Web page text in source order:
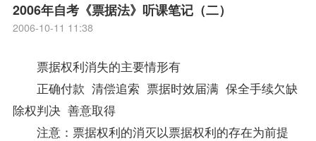
2006年自考《票据法》听课笔记（二）
2006-10-11 11:38
票据权利消失的主要情形有
正确付款 清偿追索 票据时效届满 保全手续欠缺
除权判决 善意取得
注意：票据权利的消灭以票据权利的存在为前提